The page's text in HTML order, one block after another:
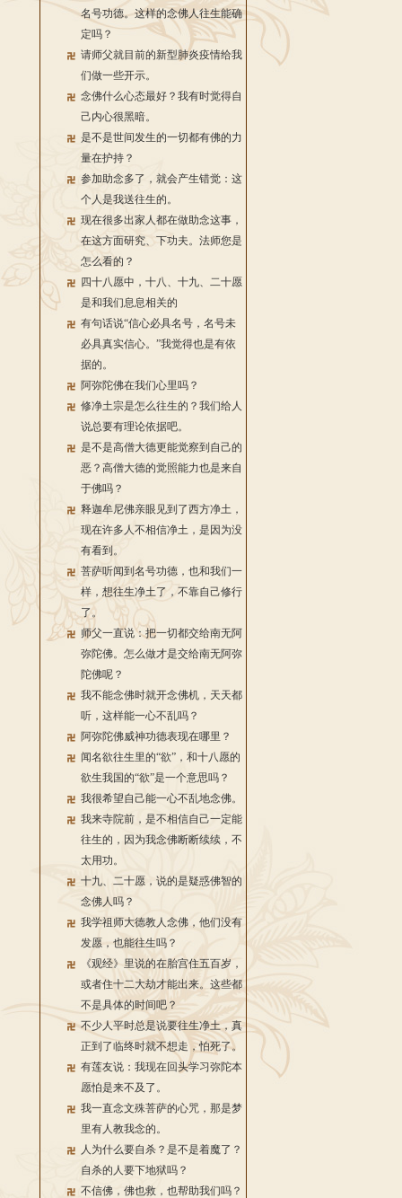
名号功德。这样的念佛人往生能确
定吗？
请师父就目前的新型肺炎疫情给我
们做一些开示。
念佛什么心态最好？我有时觉得自
己内心很黑暗。
是不是世间发生的一切都有佛的力
量在护持？
参加助念多了，就会产生错觉：这
个人是我送往生的。
现在很多出家人都在做助念这事，
在这方面研究、下功夫。法师您是
怎么看的？
四十八愿中，十八、十九、二十愿
是和我们息息相关的
有句话说“信心必具名号，名号未
必具真实信心。”我觉得也是有依
据的。
阿弥陀佛在我们心里吗？
修净土宗是怎么往生的？我们给人
说总要有理论依据吧。
是不是高僧大德更能觉察到自己的
恶？高僧大德的觉照能力也是来自
于佛吗？
释迦牟尼佛亲眼见到了西方净土，
现在许多人不相信净土，是因为没
有看到。
菩萨听闻到名号功德，也和我们一
样，想往生净土了，不靠自己修行
了。
师父一直说：把一切都交给南无阿
弥陀佛。怎么做才是交给南无阿弥
陀佛呢？
我不能念佛时就开念佛机，天天都
听，这样能一心不乱吗？
阿弥陀佛威神功德表现在哪里？
闻名欲往生里的“欲”，和十八愿的
欲生我国的“欲”是一个意思吗？
我很希望自己能一心不乱地念佛。
我来寺院前，是不相信自己一定能
往生的，因为我念佛断断续续，不
太用功。
十九、二十愿，说的是疑惑佛智的
念佛人吗？
我学祖师大德教人念佛，他们没有
发愿，也能往生吗？
《观经》里说的在胎宫住五百岁，
或者住十二大劫才能出来。这些都
不是具体的时间吧？
不少人平时总是说要往生净土，真
正到了临终时就不想走，怕死了。
有莲友说：我现在回头学习弥陀本
愿怕是来不及了。
我一直念文殊菩萨的心咒，那是梦
里有人教我念的。
人为什么要自杀？是不是着魔了？
自杀的人要下地狱吗？
不信佛，佛也救，也帮助我们吗？